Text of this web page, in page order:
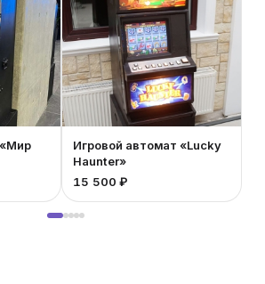
Игровой автомат «Lucky
Haunter»
15 500 ₽